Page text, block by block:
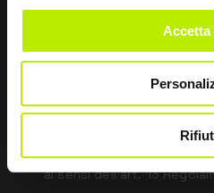
Leave
blank
*Ho letto l’Informativa
ai sensi dell’art. 13